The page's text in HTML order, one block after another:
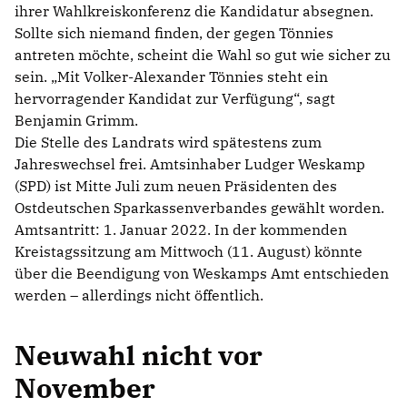
ihrer Wahlkreiskonferenz die Kandidatur absegnen.
Sollte sich niemand finden, der gegen Tönnies
antreten möchte, scheint die Wahl so gut wie sicher zu
sein. „Mit Volker-Alexander Tönnies steht ein
hervorragender Kandidat zur Verfügung“, sagt
Benjamin Grimm.
Die Stelle des Landrats wird spätestens zum
Jahreswechsel frei. Amtsinhaber Ludger Weskamp
(SPD) ist Mitte Juli zum neuen Präsidenten des
Ostdeutschen Sparkassenverbandes gewählt worden.
Amtsantritt: 1. Januar 2022. In der kommenden
Kreistagssitzung am Mittwoch (11. August) könnte
über die Beendigung von Weskamps Amt entschieden
werden – allerdings nicht öffentlich.
Neuwahl nicht vor
November